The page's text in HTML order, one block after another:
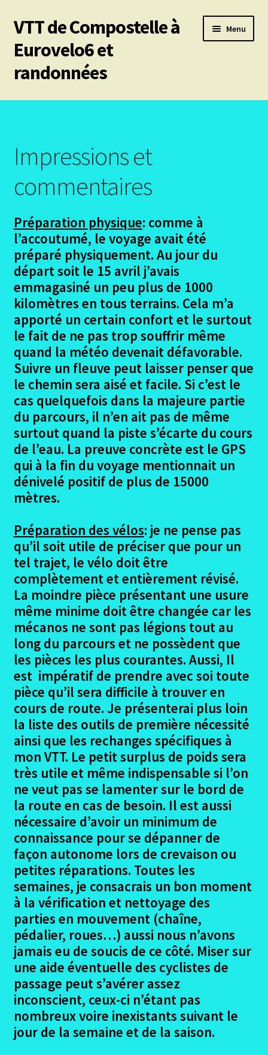
Aller
à
la
navigation
Aller
au
contenu
VTT de Compostelle à
Eurovelo6 et
randonnées
Menu
Mes 6 chemins vtt de Compostelle
Eurovelo6 Le Projet – Recherches de participants
Eurovelo6- Les Etapes
Conclusions
Le retour en bus
Impressions et commentaires
Liste matériel emporté
Photo finale du compteur
Eurovelo6 – Hébergements
Autres trajets VTT
le
menu
Randonnées pédestres
Ouvrir
Me contacter
Impressions et
commentaires
Préparation physique: comme à
l’accoutumé, le voyage avait été
préparé physiquement. Au jour du
départ soit le 15 avril j’avais
emmagasiné un peu plus de 1000
kilomètres en tous terrains. Cela m’a
apporté un certain confort et le surtout
le fait de ne pas trop souffrir même
quand la météo devenait défavorable.
Suivre un fleuve peut laisser penser que
le chemin sera aisé et facile. Si c’est le
cas quelquefois dans la majeure partie
du parcours, il n’en ait pas de même
surtout quand la piste s’écarte du cours
de l’eau. La preuve concrète est le GPS
qui à la fin du voyage mentionnait un
dénivelé positif de plus de 15000
mètres.
Préparation des vélos: je ne pense pas
qu’il soit utile de préciser que pour un
tel trajet, le vélo doit être
complètement et entièrement révisé.
La moindre pièce présentant une usure
même minime doit être changée car les
mécanos ne sont pas légions tout au
long du parcours et ne possèdent que
les pièces les plus courantes. Aussi, Il
est impératif de prendre avec soi toute
pièce qu’il sera difficile à trouver en
cours de route. Je présenterai plus loin
la liste des outils de première nécessité
ainsi que les rechanges spécifiques à
mon VTT. Le petit surplus de poids sera
très utile et même indispensable si l’on
ne veut pas se lamenter sur le bord de
la route en cas de besoin. Il est aussi
nécessaire d’avoir un minimum de
connaissance pour se dépanner de
façon autonome lors de crevaison ou
petites réparations. Toutes les
semaines, je consacrais un bon moment
à la vérification et nettoyage des
parties en mouvement (chaîne,
pédalier, roues…) aussi nous n’avons
jamais eu de soucis de ce côté. Miser sur
une aide éventuelle des cyclistes de
passage peut s’avérer assez
inconscient, ceux-ci n’étant pas
nombreux voire inexistants suivant le
jour de la semaine et de la saison.